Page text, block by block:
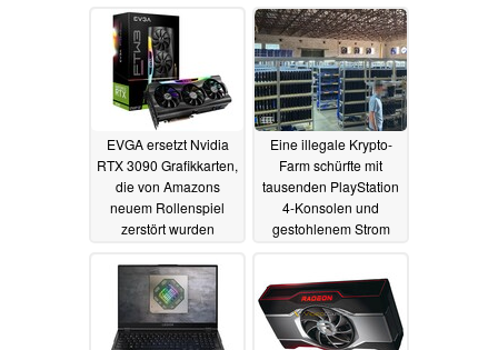
EVGA ersetzt Nvidia
RTX 3090 Grafikkarten,
die von Amazons
neuem Rollenspiel
zerstört wurden
Eine illegale Krypto-
Farm schürfte mit
tausenden PlayStation
4-Konsolen und
gestohlenem Strom